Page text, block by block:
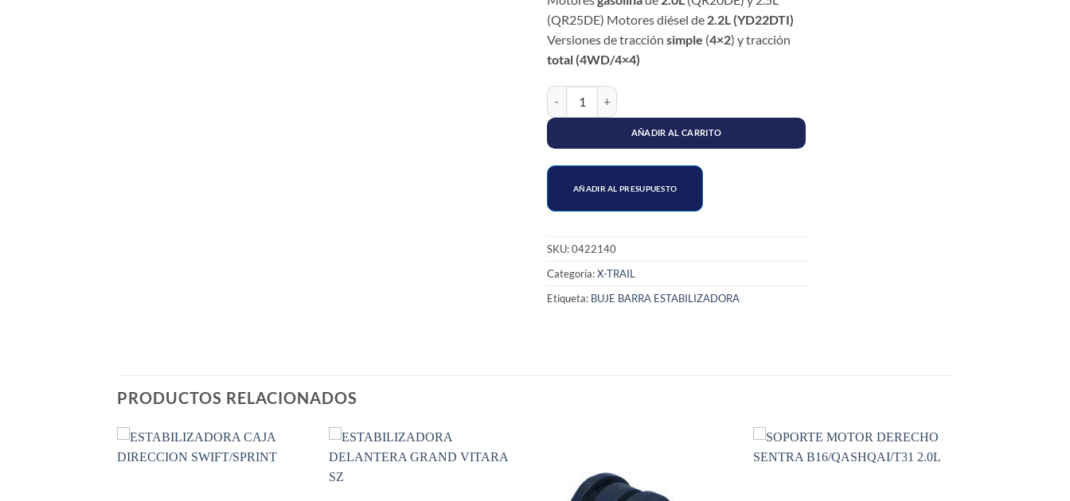
(QR25DE) Motores diésel de 2.2L (YD22DTI)
Versiones de tracción simple (4×2) y tracción
total (4WD/4×4)
ESTABILIZADORA TRASERA NISSAN X -TRAIL cantidad
AÑADIR AL CARRITO
AÑADIR AL PRESUPUESTO
SKU:0422140
Categoría:X-TRAIL
Etiqueta: BUJE BARRA ESTABILIZADORA
PRODUCTOS RELACIONADOS